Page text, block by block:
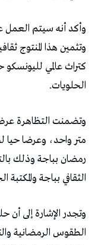
وأكد أنه سيتم العمل
وتثمين هذا المنتوج
كتراث عالمي
الحلويات.
وتضمنت التظاهرة
متر واحد، وعرضا حيا
رمضان بباجة وذلك
الثقافي بباجة
وتجدر الإشارة إلى أن
الطقوس الرمضانية